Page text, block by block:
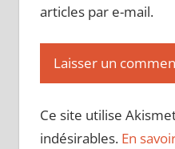
articles par e-mail.
Ce site utilise
indésirables. En